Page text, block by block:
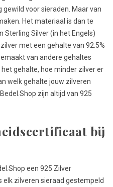
voor sieraden. Maar van
Het materiaal is dan te
Sterling Silver (in het Engels)
met een gehalte van 92.5%
van andere gehaltes
gehalte, hoe minder zilver er
welk gehalte jouw zilveren
zijn altijd van 925
bij
een 925 Zilver
elk zilveren sieraad gestempeld